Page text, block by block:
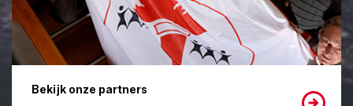
Bekijk onze partners